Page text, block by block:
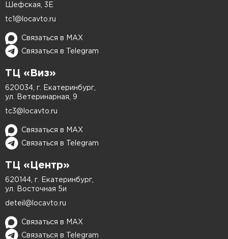
Подготовка к покраске
затронута большая площадь, лучше
приехать на диагностику.
Не пытайтесь замазать царапину
самостоятельно – неправильные составы
усложнят работу.
Убираем грязь, остатки воска и полиролей,
чтобы краска легла идеально.
Если есть вмятины, используем рихтовку
Шефская, 3Е
tc1@locavto.ru
Связаться в MAX
Связаться в Telegram
ТЦ «Виз»
620034, г. Екатеринбург,
ул. Ветеринарная, 9
tc3@locavto.ru
Связаться в MAX
Связаться в Telegram
ТЦ «Центр»
620144, г. Екатеринбург,
ул. Восточная 5и
deteil@locavto.ru
Связаться в MAX
Связаться в Telegram